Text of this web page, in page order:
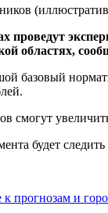
проведут
областях,
базовый
смогут
будет
прогнозам и